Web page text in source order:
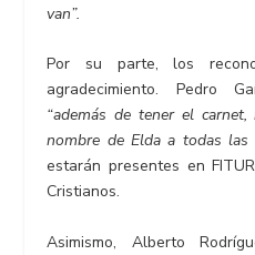
van”.
Por su parte, los
agradecimiento. Pedro
“además de tener el
nombre de Elda a todas las
estarán presentes en
Cristianos.
Asimismo, Alberto